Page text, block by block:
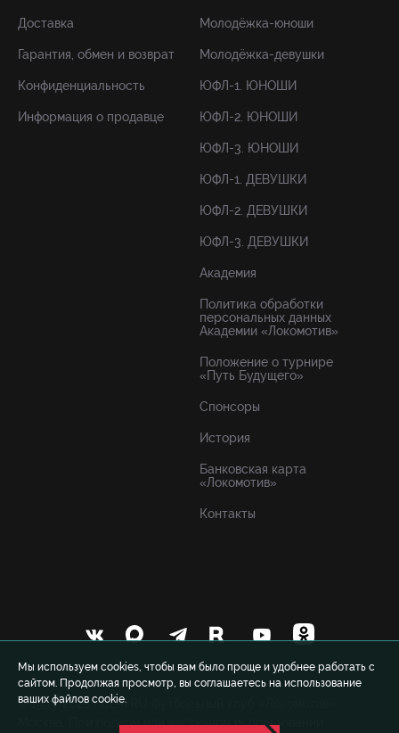
Мы используем cookies, чтобы вам было проще и удобнее работать с
сайтом. Продолжая просмотр, вы соглашаетесь на использование
ваших файлов cookie.
Доставка
Гарантия, обмен и возврат
Конфиденциальность
Информация о продавце
Молодёжка-юноши
Молодёжка-девушки
ЮФЛ-1. ЮНОШИ
ЮФЛ-2. ЮНОШИ
ЮФЛ-3. ЮНОШИ
ЮФЛ-1. ДЕВУШКИ
ЮФЛ-2. ДЕВУШКИ
ЮФЛ-3. ДЕВУШКИ
Академия
Политика обработки
персональных данных
Академии «Локомотив»
Положение о турнире
«Путь Будущего»
Спонсоры
История
Банковская карта
«Локомотив»
Контакты
© 1999-2026 FCLM.RU Футбольный клуб «Локомотив»
Москва. При полном или частичном использовании